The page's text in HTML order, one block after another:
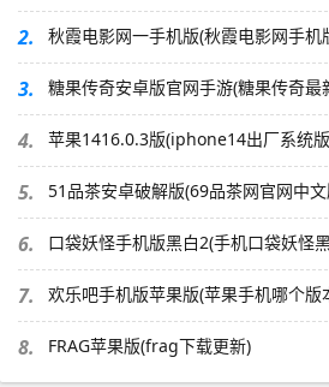
2. 秋霞电影网一手机版(秋霞电影网手机
3. 糖果传奇安卓版官网手游(糖果传奇最
4. 苹果1416.0.3版(iphone14出厂系统
5. 51品茶安卓破解版(69品茶网官网中
6. 口袋妖怪手机版黑白2(手机口袋妖怪
7. 欢乐吧手机版苹果版(苹果手机哪个版
8. FRAG苹果版(frag下载更新)